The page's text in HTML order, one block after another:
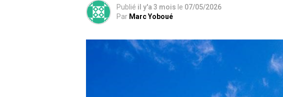
Publié il y'a 3 mois le 07/05/2026
Par Marc Yoboué